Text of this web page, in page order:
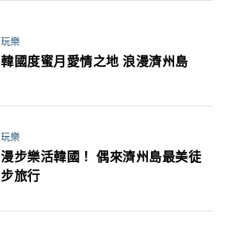
玩樂
韓國度蜜月愛情之地 浪漫濟州島
玩樂
漫步樂活韓國！ 偶來濟州島最美徒
步旅行